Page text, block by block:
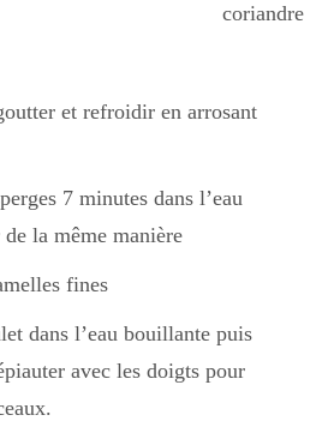
coriandre
et refroidir en arrosant
7 minutes dans l’eau
la même manière
fines
dans l’eau bouillante puis
avec les doigts pour